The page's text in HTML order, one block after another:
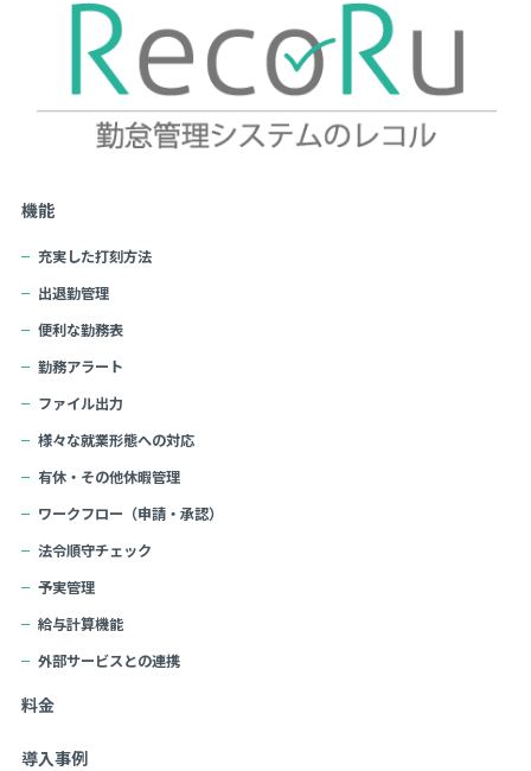
機能
充実した打刻方法
出退勤管理
便利な勤務表
勤務アラート
ファイル出力
様々な就業形態への対応
有休・その他休暇管理
ワークフロー（申請・承認）
法令順守チェック
予実管理
給与計算機能
外部サービスとの連携
料金
導入事例